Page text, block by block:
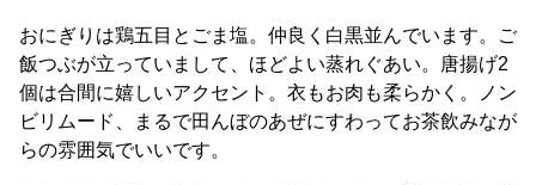
おにぎりは鶏五目とごま塩。仲良く白黒並んでいます。ご
飯つぶが立っていまして、ほどよい蒸れぐあい。唐揚げ2
個は合間に嬉しいアクセント。衣もお肉も柔らかく。ノン
ビリムード、まるで田んぼのあぜにすわってお茶飲みなが
らの雰囲気でいいです。